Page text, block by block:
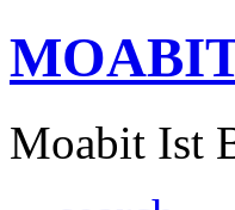
Moabit Ist